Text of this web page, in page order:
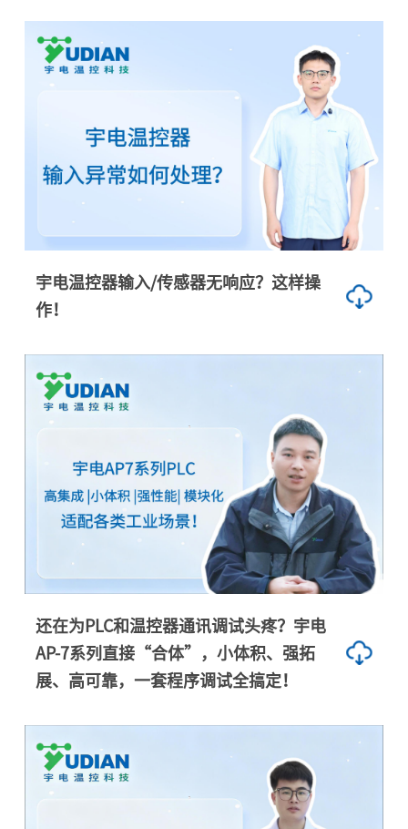
宇电温控器输入/传感器无响应？这样操
作！
还在为PLC和温控器通讯调试头疼？宇电
AP-7系列直接“合体”，小体积、强拓
展、高可靠，一套程序调试全搞定！